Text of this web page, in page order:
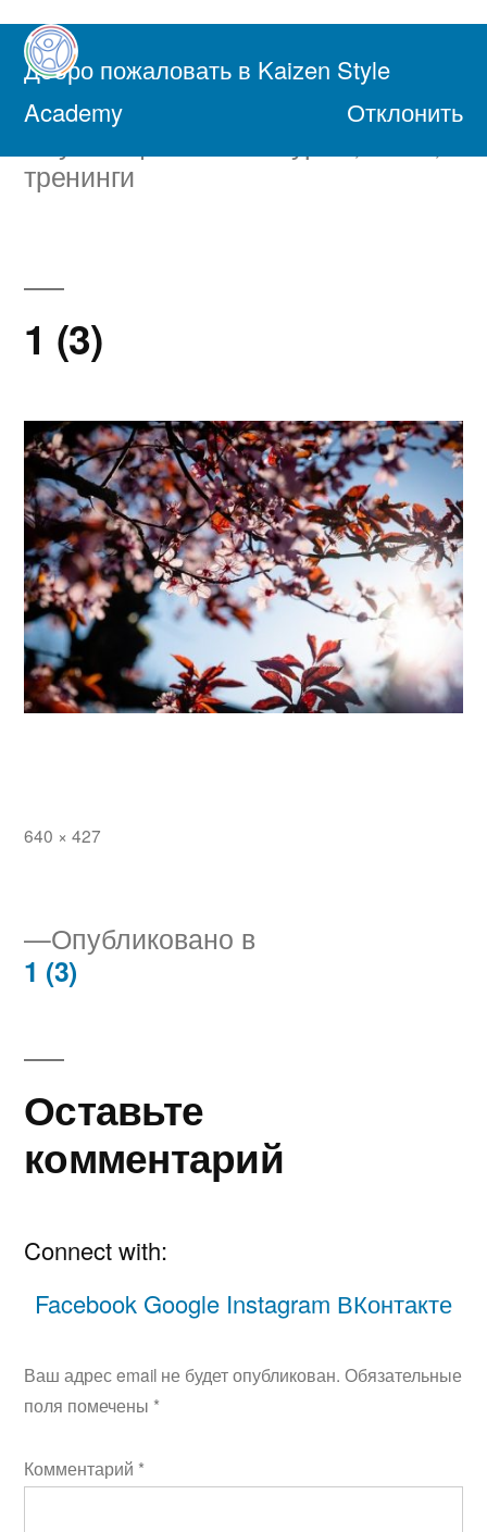
Добро пожаловать в Kaizen Style
Academy
Отклонить
Перейти
содержимому
Академия Осознанной Жизни
тренинги
1 (3)
Полный
640 × 427
Навигация
записям
Опубликовано в
1 (3)
Оставьте
комментарий
Connect with:
Facebook Google Instagram ВКонтакте
Ваш адрес email не будет опубликован. Обязательные
поля помечены *
Комментарий *